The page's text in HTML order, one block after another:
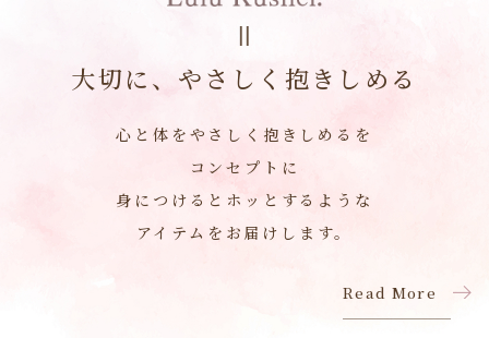
大切に、やさしく抱きしめる
心と体をやさしく抱きしめるを
コンセプトに
身につけるとホッとするような
アイテムをお届けします。
Read More